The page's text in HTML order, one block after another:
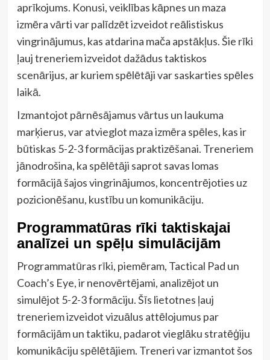
aprīkojums. Konusi, veiklības kāpnes un maza
izmēra vārti var palīdzēt izveidot reālistiskus
vingrinājumus, kas atdarina mača apstākļus. Šie rīki
ļauj treneriem izveidot dažādus taktiskos
scenārijus, ar kuriem spēlētāji var saskarties spēles
laikā.
Izmantojot pārnēsājamus vārtus un laukuma
marķierus, var atvieglot maza izmēra spēles, kas ir
būtiskas 5-2-3 formācijas praktizēšanai. Treneriem
jānodrošina, ka spēlētāji saprot savas lomas
formācijā šajos vingrinājumos, koncentrējoties uz
pozicionēšanu, kustību un komunikāciju.
Programmatūras rīki taktiskajai
analīzei un spēļu simulācijām
Programmatūras rīki, piemēram, Tactical Pad un
Coach’s Eye, ir nenovērtējami, analizējot un
simulējot 5-2-3 formāciju. Šīs lietotnes ļauj
treneriem izveidot vizuālus attēlojumus par
formācijām un taktiku, padarot vieglāku stratēģiju
komunikāciju spēlētājiem. Treneri var izmantot šos